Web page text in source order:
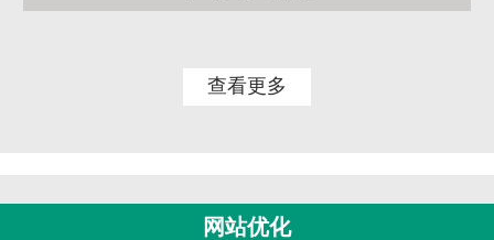
查看更多
网站优化